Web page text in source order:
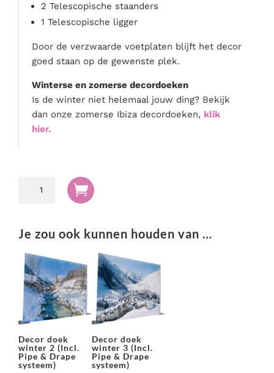
2 Telescopische staanders
1 Telescopische ligger
Door de verzwaarde voetplaten blijft het decor
goed staan op de gewenste plek.
Winterse en zomerse decordoeken
Is de winter niet helemaal jouw ding? Bekijk
dan onze zomerse Ibiza decordoeken, klik
hier.
1
(Incl.
Pipe
Drape
systeem)
aantal

Je zou ook kunnen houden van …
Decor doek
winter 2 (Incl.
Pipe & Drape
systeem)
Decor doek
winter 3 (Incl.
Pipe & Drape
systeem)